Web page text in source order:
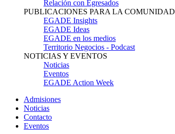
Relación con Egresados
PUBLICACIONES PARA LA COMUNIDAD
EGADE Insights
EGADE Ideas
EGADE en los medios
Territorio Negocios - Podcast
NOTICIAS Y EVENTOS
Noticias
Eventos
EGADE Action Week
Admisiones
Noticias
Contacto
Eventos